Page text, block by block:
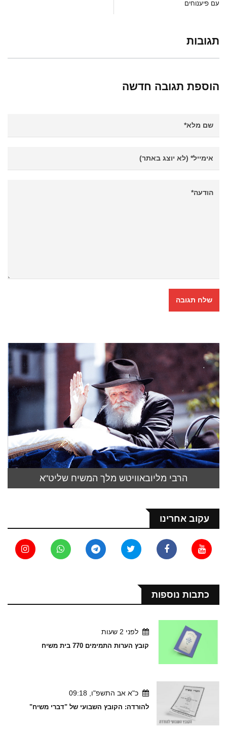
עם פיענוחים
תגובות
הוספת תגובה חדשה
הרבי מליובאוויטש מלך המשיח שליט"א
עקוב אחרינו
כתבות נוספות
לפני 2 שעות
קובץ הערות התמימים 770 בית משיח
כ"א אב התשפ"ו, 09:18
להורדה: הקובץ השבועי של "דברי משיח"